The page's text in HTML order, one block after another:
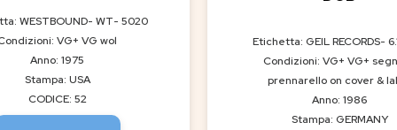
WESTBOUND- WT- 5020
VG+ VG wol
Anno: 1975
Stampa: USA
CODICE: 52
Etichetta: GEIL RECORDS-
Condizioni: VG+ VG+
prennarello on cover &
Anno: 1986
Stampa: GERMANY